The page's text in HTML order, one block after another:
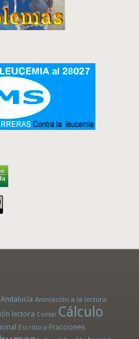
Andalucía Animación a la lectura
lectora Contar Cálculo
Escritura Fracciones